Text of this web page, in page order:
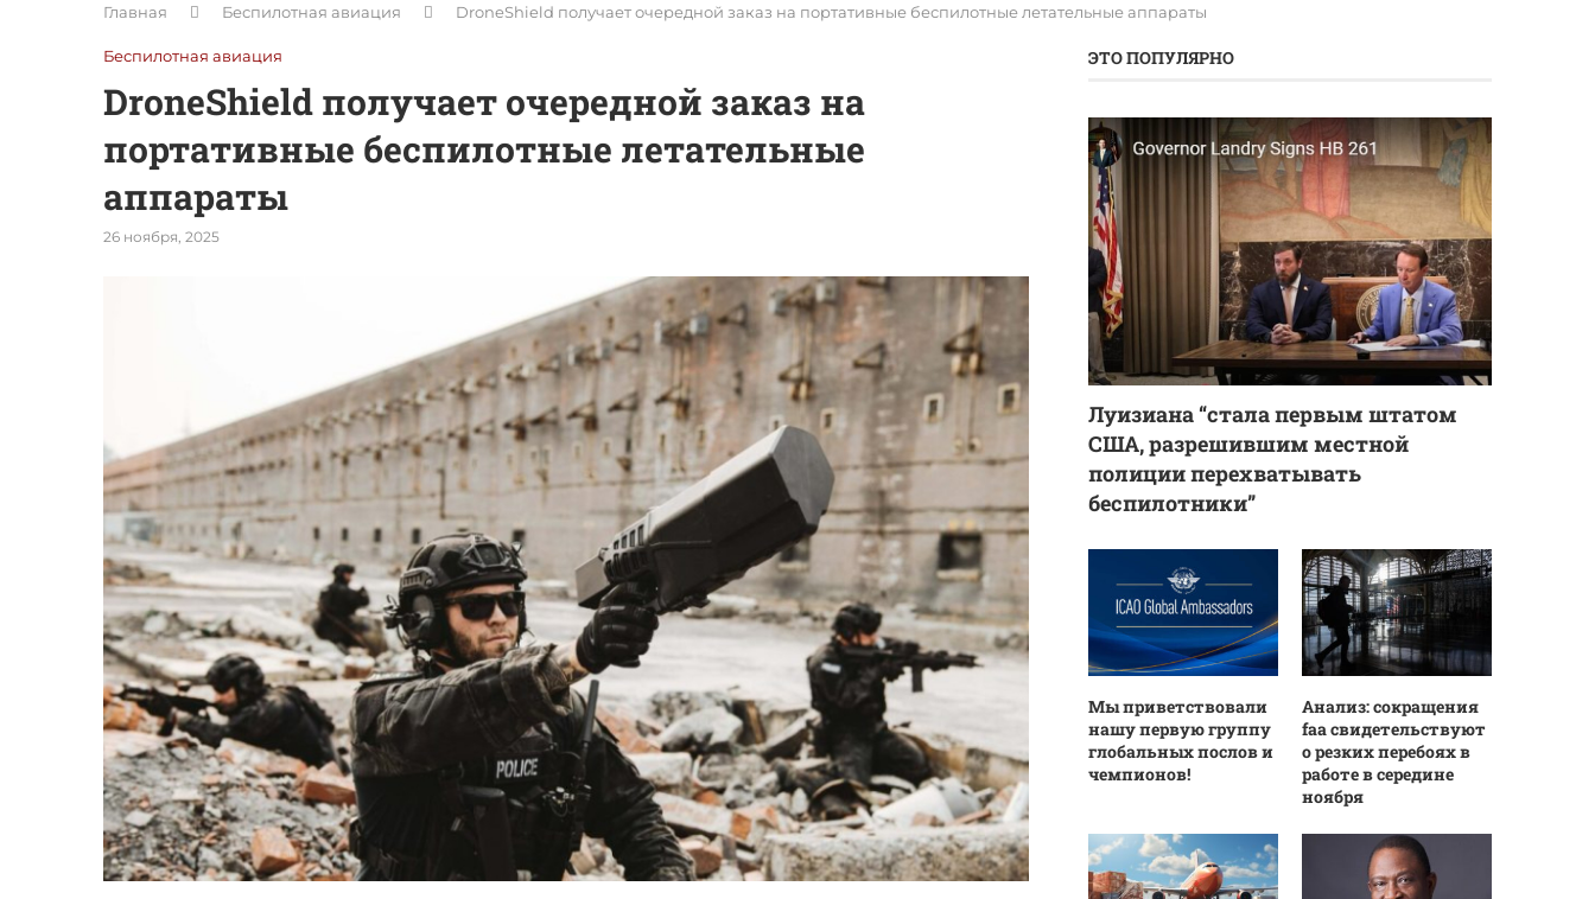
Главная Беспилотная авиация DroneShield получает очередной заказ на портативные беспилотные летательные аппараты
Беспилотная авиация
DroneShield получает очередной заказ на
портативные беспилотные летательные
аппараты
26 ноября, 2025
ЭТО ПОПУЛЯРНО
Луизиана “стала первым штатом
США, разрешившим местной
полиции перехватывать
беспилотники”
Мы приветствовали
нашу первую группу
глобальных послов и
чемпионов!
Анализ: сокращения
faa свидетельствуют
о резких перебоях в
работе в середине
ноября